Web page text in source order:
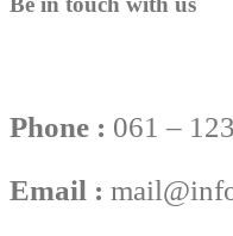
Phone : 061 –
Email :